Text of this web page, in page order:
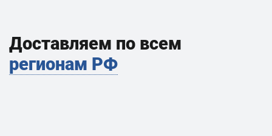
Доставляем по всем
регионам РФ